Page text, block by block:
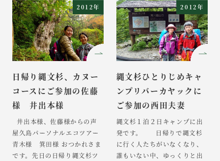
2012年
日帰り縄文杉、カヌー
コースにご参加の佐藤
様 井出本様
井出本様、佐藤様からの声
屋久島パーソナルエコツアー
青木様 箕田様 おつかれさま
です。先日の日帰り縄文杉ツ
2012年
縄文杉ひとりじめキャ
ンプリバーカヤックに
ご参加の西田夫妻
縄文杉１泊２日キャンプに出
発です。 日帰りで縄文杉
に行く人たちがいなくなり、
誰もいない中、ゆっくりと出